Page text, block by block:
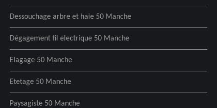
Dessouchage arbre et haie 50 Manche
Dégagement fil electrique 50 Manche
Elagage 50 Manche
Etetage 50 Manche
Paysagiste 50 Manche